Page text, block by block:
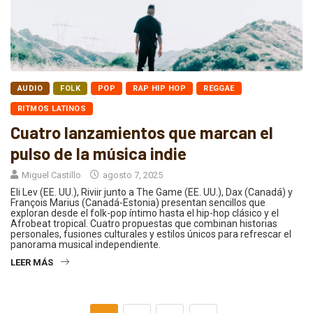
AUDIO FOLK POP RAP HIP HOP REGGAE
RITMOS LATINOS
Cuatro lanzamientos que marcan el
pulso de la música indie
Miguel Castillo agosto 7, 2025
Eli Lev (EE. UU.), Riviir junto a The Game (EE. UU.), Dax (Canadá) y
François Marius (Canadá-Estonia) presentan sencillos que
exploran desde el folk-pop íntimo hasta el hip-hop clásico y el
Afrobeat tropical. Cuatro propuestas que combinan historias
personales, fusiones culturales y estilos únicos para refrescar el
panorama musical independiente.
LEER MÁS